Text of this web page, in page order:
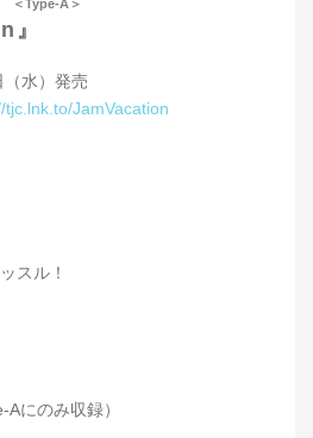
＜Type-A＞
』
水）発売
tjc.lnk.to/JamVacation
スル！
にのみ収録）